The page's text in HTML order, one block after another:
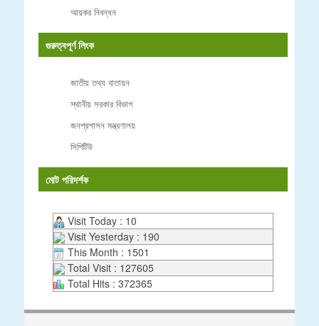
আয়কর নিবন্ধন
গুরুত্বপূর্ণ লিংক
জাতীয় তথ্য বাতায়ন
স্থানীয় সরকার বিভাগ
জনপ্রশাসন মন্ত্রণালয়
সিপিটিউ
মোট পরিদর্শক
Visit Today : 10
Visit Yesterday : 190
This Month : 1501
Total Visit : 127605
Total Hits : 372365